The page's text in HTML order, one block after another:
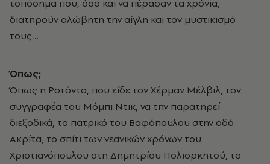
τοπόσημα που, όσο και να πέρασαν τα χρόνια,
διατηρούν αλώβητη την αίγλη και τον μυστικισμό
τους…
Όπως;
Όπως η Ροτόντα, που είδε τον Χέρμαν Μέλβιλ, τον
συγγραφέα του Μόμπι Ντικ, να την παρατηρεί
διεξοδικά, το πατρικό του Βαφόπουλου στην οδό
Ακρίτα, το σπίτι των νεανικών χρόνων του
Χριστιανόπουλου στη Δημητρίου Πολιορκητού, το